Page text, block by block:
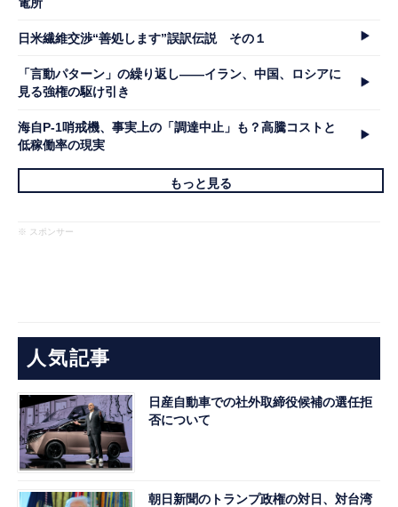
日米繊維交渉“善処します”誤訳伝説 その１
「言動パターン」の繰り返し――イラン、中国、ロシアに
見る強権の駆け引き
海自P-1哨戒機、事実上の「調達中止」も？高騰コストと
低稼働率の現実
もっと見る
※ スポンサー
人気記事
日産自動車での社外取締役候補の選任拒
否について
朝日新聞のトランプ政権の対日、対台湾